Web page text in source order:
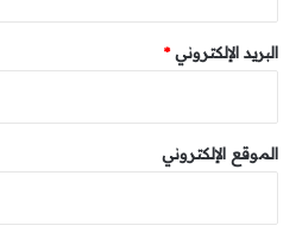
البريد الإلكتروني*
الموقع الإلكتروني